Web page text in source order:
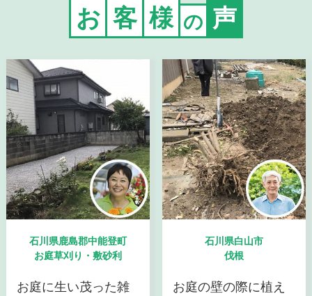
お 客 様 の 声
石川県鹿島郡中能登町
お庭草刈り・敷砂利
お庭に生い茂った雑
石川県白山市
伐根
お庭の壁の際に植え